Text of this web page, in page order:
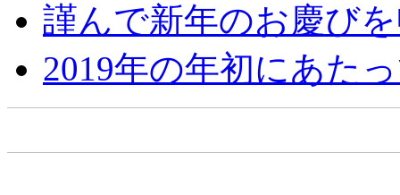
謹んで新年のお慶び
2019年の年初にあた